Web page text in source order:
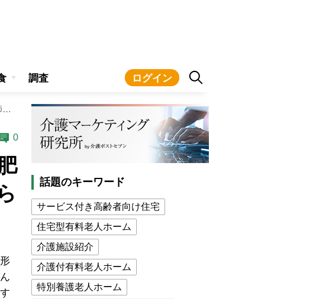
調査 ログイン
そのダイエット、老け見えの原因かも？肥満・糖尿病が専門の医師が教える60代からの正しい体重管理術
0
話題のキーワード
サービス付き高齢者向け住宅
住宅型有料老人ホーム
介護施設紹介
介護付有料老人ホーム
特別養護老人ホーム